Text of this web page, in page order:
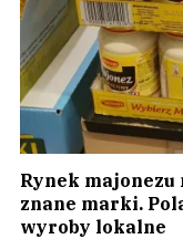
Rynek
znane marki.
wyroby lokalne